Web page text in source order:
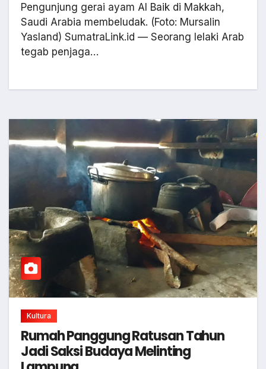
Pengunjung gerai ayam Al Baik di Makkah,
Saudi Arabia membeludak. (Foto: Mursalin
Yasland) SumatraLink.id — Seorang lelaki Arab
tegab penjaga…
Kultura
Rumah Panggung Ratusan Tahun
Jadi Saksi Budaya Melinting